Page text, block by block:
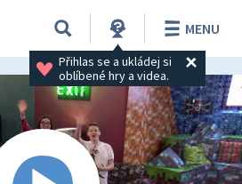
Přihlas se a ukládej si
oblíbené hry a videa.
MENU